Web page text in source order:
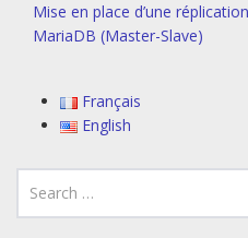
Mise en place d’une
MariaDB (Master-Slave)
Français
English